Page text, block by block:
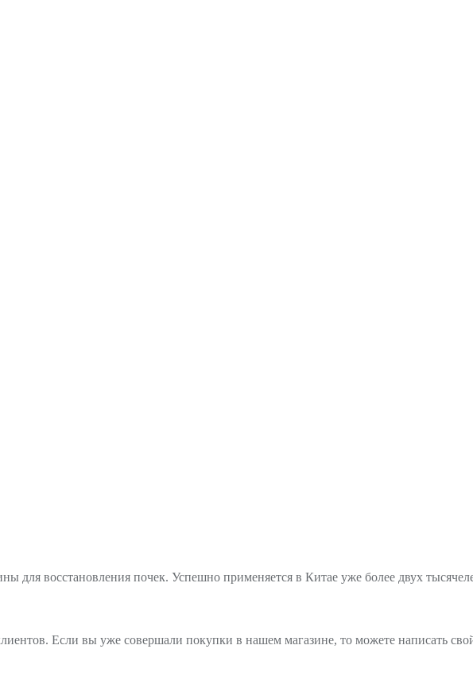
для восстановления почек. Успешно применяется в Китае уже более двух
Если вы уже совершали покупки в нашем магазине, то можете написать